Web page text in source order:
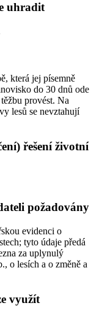
uhradit
která jej písemně
do 30 dnů ode
provést. Na
lesů se nevztahují
řešení životní
požadovány
evidenci o
tyto údaje předá
za uplynulý
o lesích a o změně a
využít